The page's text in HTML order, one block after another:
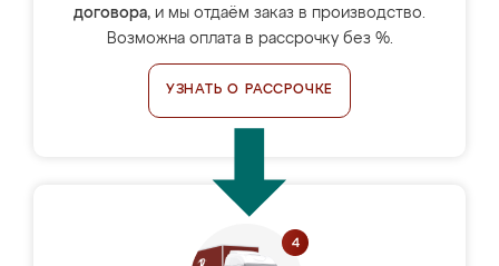
договора, и мы отдаём заказ в производство.
Возможна оплата в рассрочку без %.
УЗНАТЬ О РАССРОЧКЕ